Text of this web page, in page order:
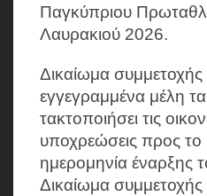
Παγκύπριου
Λαυρακιού 2026.
Δικαίωμα συμμετοχής
εγγεγραμμένα μέλη
τακτοποιήσει τις
υποχρεώσεις προς το
ημερομηνία έναρξης
Δικαίωμα συμμετοχής